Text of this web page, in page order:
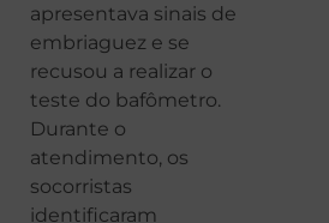
apresentava sinais de
embriaguez e se
recusou a realizar o
teste do bafômetro.
Durante o
atendimento, os
socorristas
identificaram